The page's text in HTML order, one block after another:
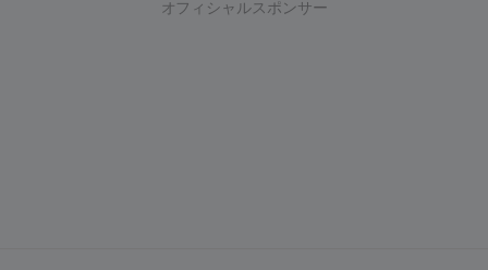
オフィシャルスポンサー